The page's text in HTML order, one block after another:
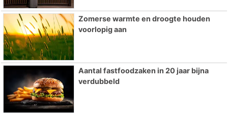
Zomerse warmte en droogte houden
voorlopig aan
Aantal fastfoodzaken in 20 jaar bijna
verdubbeld